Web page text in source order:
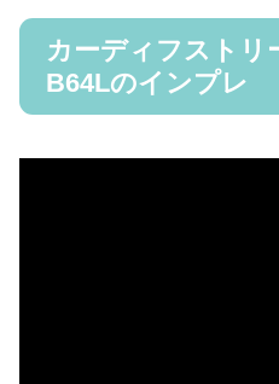
カーディフストリ
B64Lのインプレ